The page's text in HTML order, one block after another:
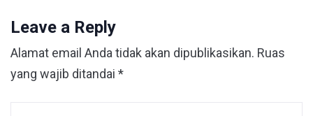
Leave a Reply
Alamat email Anda tidak akan dipublikasikan. Ruas
yang wajib ditandai *